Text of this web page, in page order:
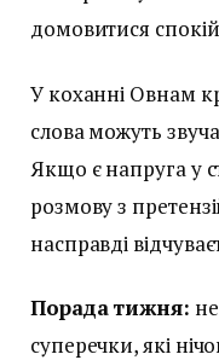
домовитися
У коханні Овнам
слова можуть
Якщо є напруга у
розмову з
насправді
Порада тижня:
суперечки, які